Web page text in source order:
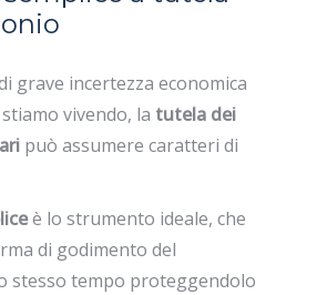
grave incertezza economica
vivendo, la tutela dei
può assumere caratteri di
è lo strumento ideale, che
di godimento del
stesso tempo proteggendolo